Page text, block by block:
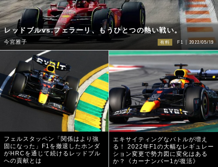
レッドブルvs.フェラーリ、もうひとつの熱い戦い。
今宮雅子 有料 F1 2022/05/19
フェルスタッペン「関係はより強
固になった」F1を撤退したホンダ
がHRCを通じて続けるレッドブル
への貢献とは
エキサイティングなバトルが増え
る！ 2022年F1の大幅なレギュレー
ション変更で勢力図に変化はある
か？《カーナンバー1が復活》